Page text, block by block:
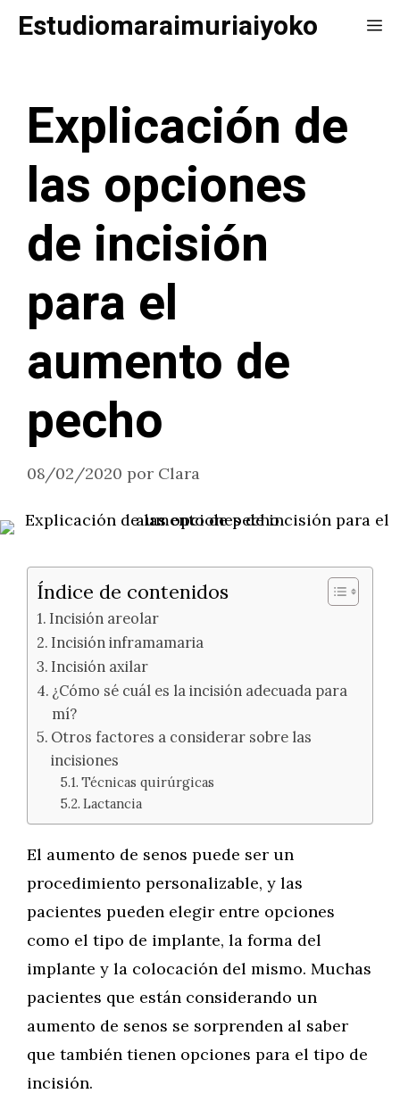
SaltarEstudiomaraimuriaiyoko
Explicación de
las opciones
de incisión
para el
aumento de
pecho
08/02/2020 por Clara
Índice de contenidos
Incisión areolar
Incisión inframamaria
Incisión axilar
¿Cómo sé cuál es la incisión adecuada para
mí?
Otros factores a considerar sobre las
incisiones
Técnicas quirúrgicas
Lactancia
El aumento de senos puede ser un
procedimiento personalizable, y las
pacientes pueden elegir entre opciones
como el tipo de implante, la forma del
implante y la colocación del mismo. Muchas
pacientes que están considerando un
aumento de senos se sorprenden al saber
que también tienen opciones para el tipo de
incisión.